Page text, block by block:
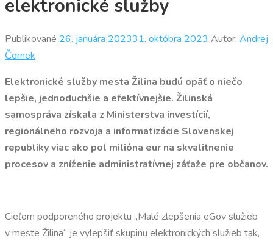
elektronické služby
Publikované 26. januára 202331. októbra 2023 Autor: Andrej
Černek
Elektronické služby mesta Žilina budú opäť o niečo
lepšie, jednoduchšie a efektívnejšie. Žilinská
samospráva získala z Ministerstva investícií,
regionálneho rozvoja a informatizácie Slovenskej
republiky viac ako pol milióna eur na skvalitnenie
procesov a zníženie administratívnej záťaže pre občanov.
Cieľom podporeného projektu „Malé zlepšenia eGov služieb
v meste Žilina“ je vylepšiť skupinu elektronických služieb tak,